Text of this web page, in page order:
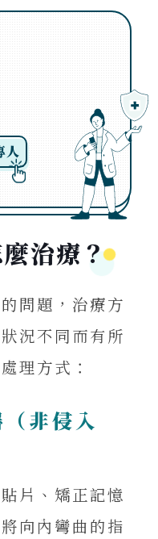
人
治療？
問題，治療方
況不同而有所
理方式：
非侵入
片、矯正記憶
向內彎曲的指